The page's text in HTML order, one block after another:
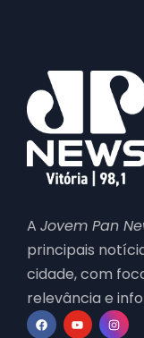
A Jovem Pan
principais
cidade, com
relevância e